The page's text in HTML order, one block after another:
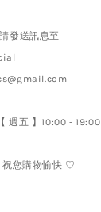
發送訊息至
週五 】10:00 - 19:00
祝您購物愉快 ♡